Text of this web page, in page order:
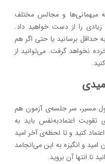
میهمانی‌ها و مجالس مختلف
را از دست خواهید داد.
حداقل برسانید یا حتی اگر هم
نخواهد گرفت. می‌توانید از
مسیر، سر جلسه‌ی آزمون هم
تقویت اعتمادبه‌نفس باید به
کنید و تا لحظه‌ی آخر امید
امید و انگیزه به این می‌انجامد
تا انتها آن بروید.